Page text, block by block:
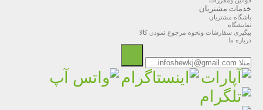
خدمات مشتریان
باشگاه مشتریان
نمایشگاه
پیگیری سفارشات ونحوه مرجوع نمودن کالا
درباره ما